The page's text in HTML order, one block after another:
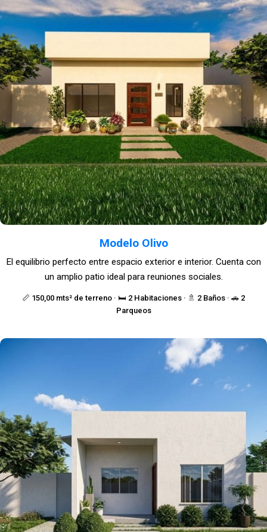
Modelo Olivo
📏 150,00 mts² de terreno · 🛏️ 2 Habitaciones · 🚿 2 Baños · 🚗 2
Parqueos
El equilibrio perfecto entre espacio exterior e interior. Cuenta con
un amplio patio ideal para reuniones sociales.